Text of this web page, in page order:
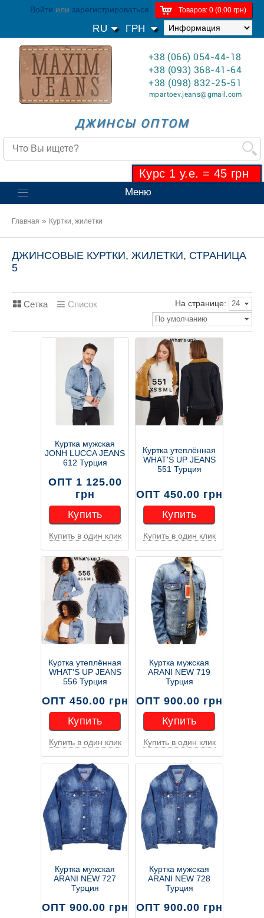
Товаров: 0 (0.00 грн)
Войти или зарегистрироваться
ГРН
RU
ДЖИНСЫ ОПТОМ
+38 (066) 054-44-18
+38 (093) 368-41-64
+38 (098) 832-25-51
mpartoev.jeans@gmail.com
Курс 1 у.е. = 45 грн
Меню
Главная » Куртки, жилетки
ДЖИНСОВЫЕ КУРТКИ, ЖИЛЕТКИ, СТРАНИЦА
5
Сетка Список На странице:
24
По умолчанию
Куртка мужская
JONH LUCCA JEANS
612 Турция
ОПТ 1 125.00
грн
Купить
Купить
Купить в один клик
Куртка утеплённая
WHAT'S UP JEANS
551 Турция
ОПТ 450.00 грн
Купить
Купить
Купить в один клик
Куртка утеплённая
WHAT'S UP JEANS
556 Турция
ОПТ 450.00 грн
Купить
Купить
Купить в один клик
Куртка мужская
ARANI NEW 719
Турция
ОПТ 900.00 грн
Купить
Купить
Купить в один клик
Куртка мужская
ARANI NEW 727
Турция
ОПТ 900.00 грн
Куртка мужская
ARANI NEW 728
Турция
ОПТ 900.00 грн